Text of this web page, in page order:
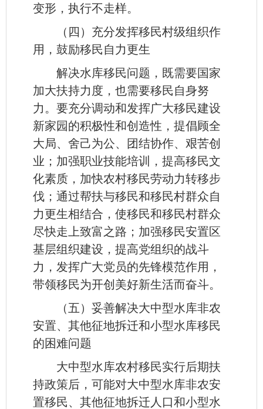
变形，执行不走样。
（四）充分发挥移民村级组织作
用，鼓励移民自力更生
解决水库移民问题，既需要国家
加大扶持力度，也需要移民自身努
力。要充分调动和发挥广大移民建设
新家园的积极性和创造性，提倡顾全
大局、舍己为公、团结协作、艰苦创
业；加强职业技能培训，提高移民文
化素质，加快农村移民劳动力转移步
伐；通过帮扶与移民和移民村群众自
力更生相结合，使移民和移民村群众
尽快走上致富之路；加强移民安置区
基层组织建设，提高党组织的战斗
力，发挥广大党员的先锋模范作用，
带领移民为开创美好新生活而奋斗。
（五）妥善解决大中型水库非农
安置、其他征地拆迁和小型水库移民
的困难问题
大中型水库农村移民实行后期扶
持政策后，可能对大中型水库非农安
置移民、其他征地拆迁人口和小型水